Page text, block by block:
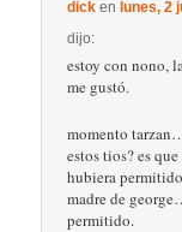
dick enlunes, 2
dijo:
estoy con nono,
me gustó.
momento
estos tios? es
hubiera
madre de
permitido.